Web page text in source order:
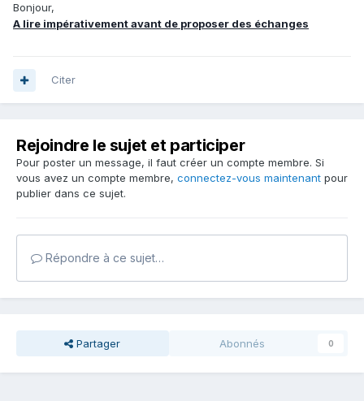
Bonjour,
A lire impérativement avant de proposer des échanges
Citer
Rejoindre le sujet et participer
Pour poster un message, il faut créer un compte membre. Si
vous avez un compte membre, connectez-vous maintenant pour
publier dans ce sujet.
Répondre à ce sujet…
Partager Abonnés 0